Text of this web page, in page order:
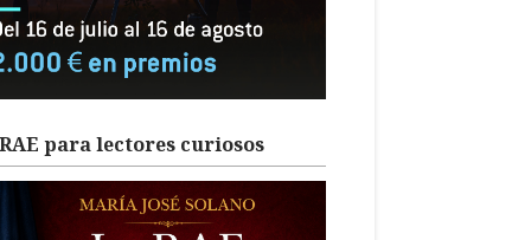
para lectores curiosos